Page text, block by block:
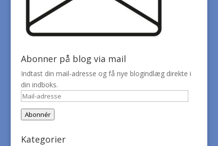
Abonner på blog via mail
Indtast din mail-adresse og få nye blogindlæg direkte i
din indboks.
Mail-
Abonnér
Kategorier